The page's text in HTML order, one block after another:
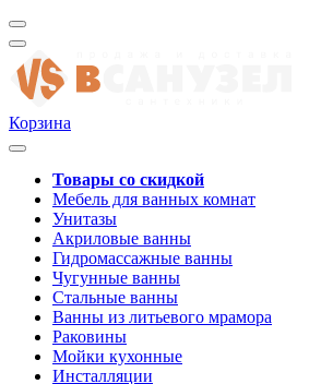
Корзина
Товары со скидкой
Мебель для ванных комнат
Унитазы
Акриловые ванны
Гидромассажные ванны
Чугунные ванны
Стальные ванны
Ванны из литьевого мрамора
Раковины
Мойки кухонные
Инсталляции